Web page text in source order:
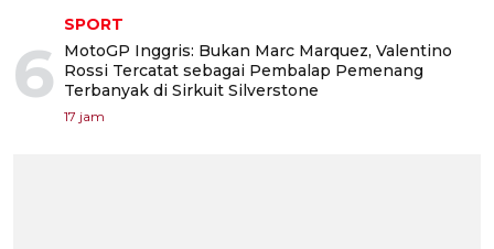
6
SPORT
MotoGP Inggris: Bukan Marc Marquez, Valentino
Rossi Tercatat sebagai Pembalap Pemenang
Terbanyak di Sirkuit Silverstone
17 jam